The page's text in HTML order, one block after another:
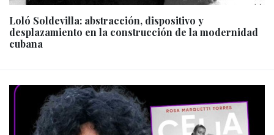
Loló Soldevilla: abstracción, dispositivo y
desplazamiento en la construcción de la modernidad
cubana